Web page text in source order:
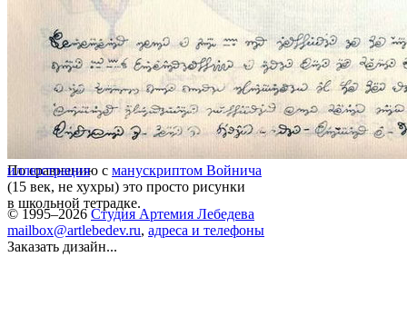
По сравнению с манускриптом Войнича
(15 век, не хухры) это просто рисунки
в школьной тетрадке.
иллюстрация
© 1995–2026 Студия Артемия Лебедева
mailbox@artlebedev.ru, адреса и телефоны
Заказать дизайн...